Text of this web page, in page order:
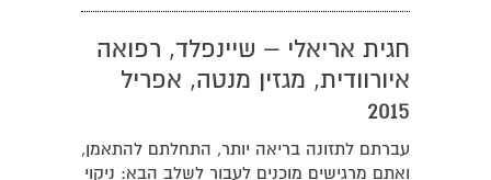
חגית אריאלי – שיינפלד, רפואה
איורוודית, מגזין מנטה, אפריל
2015
עברתם לתזונה בריאה יותר, התחלתם להתאמן,
ואתם מרגישים מוכנים לעבור לשלב הבא: ניקוי